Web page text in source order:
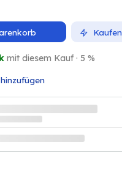
Kaufen
mit diesem Kauf · 5 %